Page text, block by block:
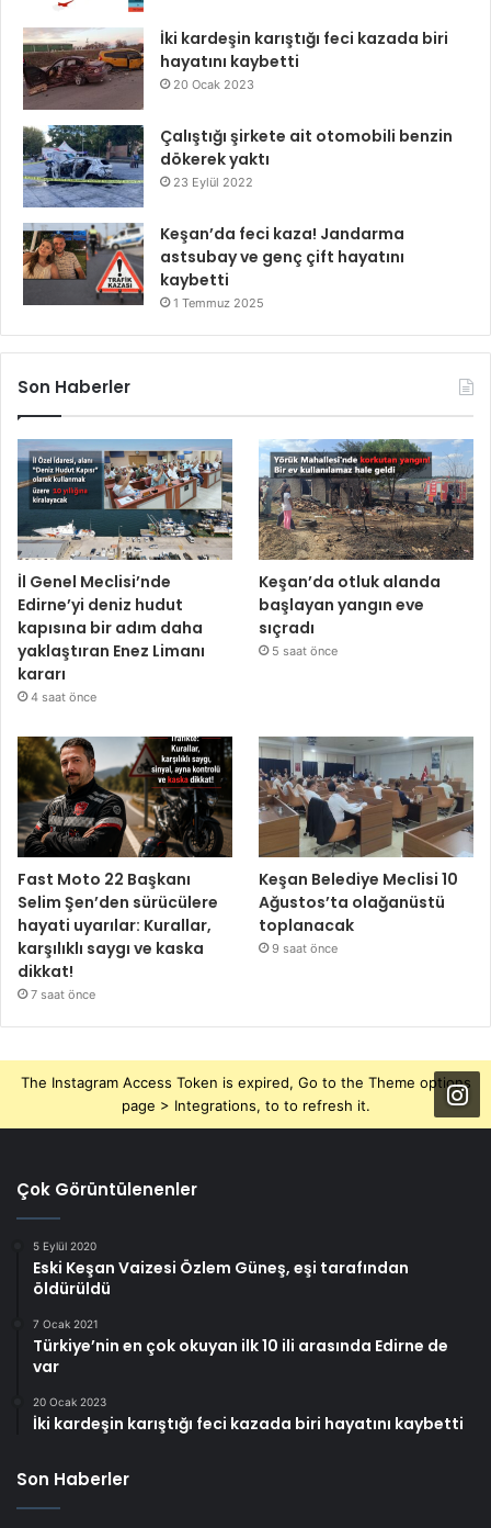
İki kardeşin karıştığı feci kazada biri
hayatını kaybetti
20 Ocak 2023
Çalıştığı şirkete ait otomobili benzin
dökerek yaktı
23 Eylül 2022
Keşan’da feci kaza! Jandarma
astsubay ve genç çift hayatını
kaybetti
1 Temmuz 2025
Son Haberler
İl Genel Meclisi’nde
Edirne’yi deniz hudut
kapısına bir adım daha
yaklaştıran Enez Limanı
kararı
4 saat önce
Keşan’da otluk alanda
başlayan yangın eve
sıçradı
5 saat önce
Fast Moto 22 Başkanı
Selim Şen’den sürücülere
hayati uyarılar: Kurallar,
karşılıklı saygı ve kaska
dikkat!
7 saat önce
Keşan Belediye Meclisi 10
Ağustos’ta olağanüstü
toplanacak
9 saat önce
The Instagram Access Token is expired, Go to the Theme options
page > Integrations, to to refresh it.
Çok Görüntülenenler
5 Eylül 2020
Eski Keşan Vaizesi Özlem Güneş, eşi tarafından
öldürüldü
7 Ocak 2021
Türkiye’nin en çok okuyan ilk 10 ili arasında Edirne de
var
20 Ocak 2023
İki kardeşin karıştığı feci kazada biri hayatını kaybetti
Son Haberler